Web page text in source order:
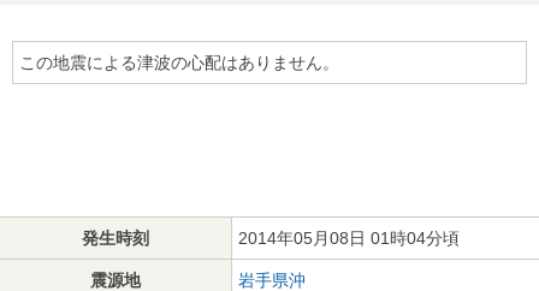
この地震による津波の心配はありません。
発生時刻 2014年05月08日 01時04分頃
震源地 岩手県沖